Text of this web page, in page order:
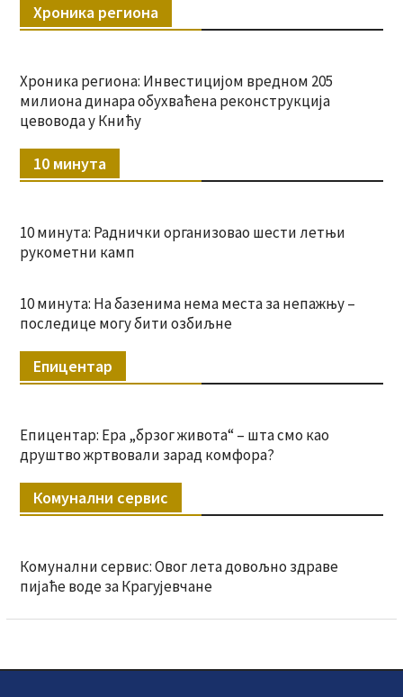
Хроника региона
Хроника региона: Инвестицијом вредном 205
милиона динара обухваћена реконструкција
цевовода у Книћу
10 минута
10 минута: Раднички организовао шести летњи
рукометни камп
10 минута: На базенима нема места за непажњу –
последице могу бити озбиљне
Епицентар
Епицентар: Ера „брзог живота“ – шта смо као
друштво жртвовали зарад комфора?
Комунални сервис
Комунални сервис: Овог лета довољно здраве
пијаће воде за Крагујевчане